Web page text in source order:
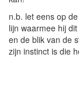
n.b. let eens op
lijn waarmee hij
en de blik van de
zijn instinct is die